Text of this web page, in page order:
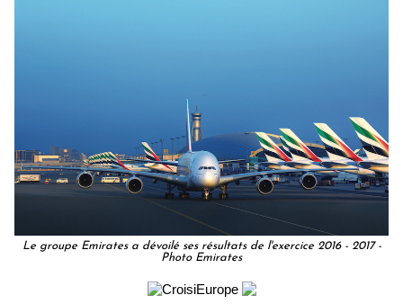
Le groupe Emirates a dévoilé ses résultats de l'exercice 2016 - 2017 -
Photo Emirates